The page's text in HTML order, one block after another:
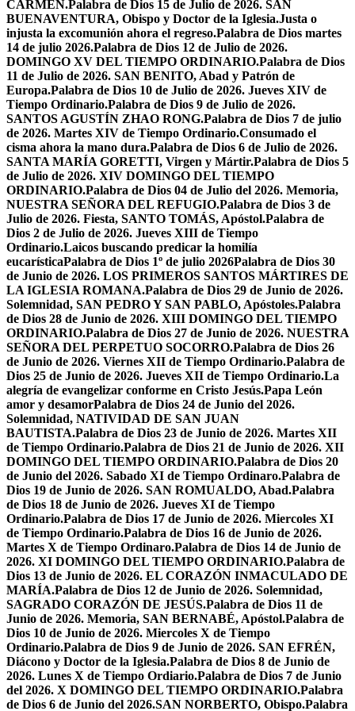
CARMEN.Palabra de Dios 15 de Julio de 2026. SAN
BUENAVENTURA, Obispo y Doctor de la Iglesia.Justa o
injusta la excomunión ahora el regreso.Palabra de Dios martes
14 de julio 2026.Palabra de Dios 12 de Julio de 2026.
DOMINGO XV DEL TIEMPO ORDINARIO.Palabra de Dios
11 de Julio de 2026. SAN BENITO, Abad y Patrón de
Europa.Palabra de Dios 10 de Julio de 2026. Jueves XIV de
Tiempo Ordinario.Palabra de Dios 9 de Julio de 2026.
SANTOS AGUSTÍN ZHAO RONG.Palabra de Dios 7 de julio
de 2026. Martes XIV de Tiempo Ordinario.Consumado el
cisma ahora la mano dura.Palabra de Dios 6 de Julio de 2026.
SANTA MARÍA GORETTI, Virgen y Mártir.Palabra de Dios 5
de Julio de 2026. XIV DOMINGO DEL TIEMPO
ORDINARIO.Palabra de Dios 04 de Julio del 2026. Memoria,
NUESTRA SEÑORA DEL REFUGIO.Palabra de Dios 3 de
Julio de 2026. Fiesta, SANTO TOMÁS, Apóstol.Palabra de
Dios 2 de Julio de 2026. Jueves XIII de Tiempo
Ordinario.Laicos buscando predicar la homilía
eucarísticaPalabra de Dios 1º de julio 2026Palabra de Dios 30
de Junio de 2026. LOS PRIMEROS SANTOS MÁRTIRES DE
LA IGLESIA ROMANA.Palabra de Dios 29 de Junio de 2026.
Solemnidad, SAN PEDRO Y SAN PABLO, Apóstoles.Palabra
de Dios 28 de Junio de 2026. XIII DOMINGO DEL TIEMPO
ORDINARIO.Palabra de Dios 27 de Junio de 2026. NUESTRA
SEÑORA DEL PERPETUO SOCORRO.Palabra de Dios 26
de Junio de 2026. Viernes XII de Tiempo Ordinario.Palabra de
Dios 25 de Junio de 2026. Jueves XII de Tiempo Ordinario.La
alegría de evangelizar conforme en Cristo Jesús.Papa León
amor y desamorPalabra de Dios 24 de Junio del 2026.
Solemnidad, NATIVIDAD DE SAN JUAN
BAUTISTA.Palabra de Dios 23 de Junio de 2026. Martes XII
de Tiempo Ordinario.Palabra de Dios 21 de Junio de 2026. XII
DOMINGO DEL TIEMPO ORDINARIO.Palabra de Dios 20
de Junio del 2026. Sabado XI de Tiempo Ordinaro.Palabra de
Dios 19 de Junio de 2026. SAN ROMUALDO, Abad.Palabra
de Dios 18 de Junio de 2026. Jueves XI de Tiempo
Ordinario.Palabra de Dios 17 de Junio de 2026. Miercoles XI
de Tiempo Ordinario.Palabra de Dios 16 de Junio de 2026.
Martes X de Tiempo Ordinaro.Palabra de Dios 14 de Junio de
2026. XI DOMINGO DEL TIEMPO ORDINARIO.Palabra de
Dios 13 de Junio de 2026. EL CORAZÓN INMACULADO DE
MARÍA.Palabra de Dios 12 de Junio de 2026. Solemnidad,
SAGRADO CORAZÓN DE JESÚS.Palabra de Dios 11 de
Junio de 2026. Memoria, SAN BERNABÉ, Apóstol.Palabra de
Dios 10 de Junio de 2026. Miercoles X de Tiempo
Ordinario.Palabra de Dios 9 de Junio de 2026. SAN EFRÉN,
Diácono y Doctor de la Iglesia.Palabra de Dios 8 de Junio de
2026. Lunes X de Tiempo Ordiario.Palabra de Dios 7 de Junio
del 2026. X DOMINGO DEL TIEMPO ORDINARIO.Palabra
de Dios 6 de Junio del 2026.SAN NORBERTO, Obispo.Palabra